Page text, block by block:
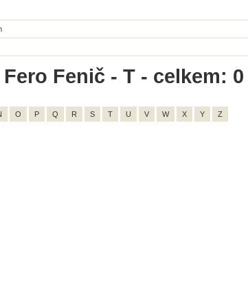
Fenič - T - celkem: 0
O P Q R S T U V W X Y Z